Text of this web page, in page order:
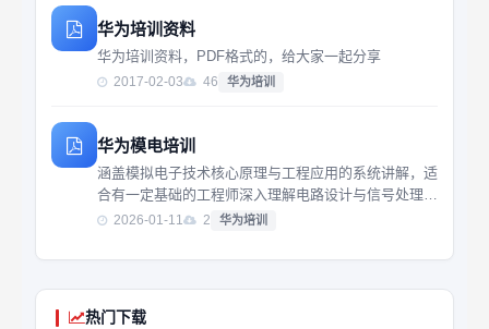
华为培训资料
华为培训资料，PDF格式的，给大家一起分享
2017-02-03 46 华为培训
华为模电培训
涵盖模拟电子技术核心原理与工程应用的系统讲解，适
合有一定基础的工程师深入理解电路设计与信号处理逻
辑，强化实战能力。
2026-01-11 2 华为培训
热门下载